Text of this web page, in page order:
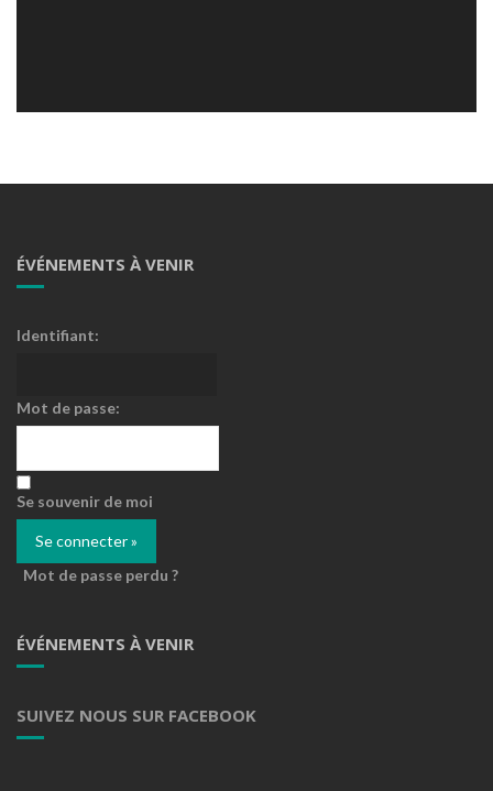
ÉVÉNEMENTS À VENIR
Identifiant:
Mot de passe:
Se souvenir de moi
Mot de passe perdu ?
ÉVÉNEMENTS À VENIR
SUIVEZ NOUS SUR FACEBOOK